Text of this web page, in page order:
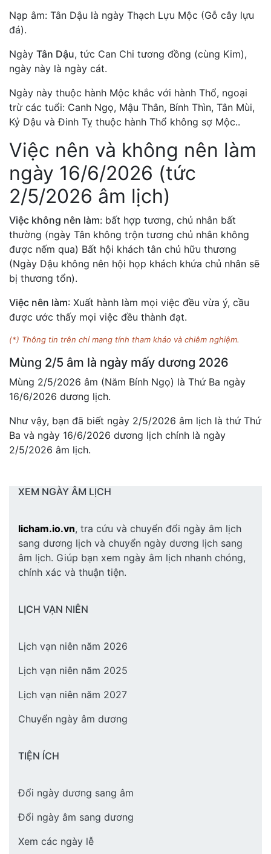
Nạp âm: Tân Dậu là ngày Thạch Lựu Mộc (Gỗ cây lựu
đá).
Ngày Tân Dậu, tức Can Chi tương đồng (cùng Kim),
ngày này là ngày cát.
Ngày này thuộc hành Mộc khắc với hành Thổ, ngoại
trừ các tuổi: Canh Ngọ, Mậu Thân, Bính Thìn, Tân Mùi,
Kỷ Dậu và Đinh Tỵ thuộc hành Thổ không sợ Mộc..
Việc nên và không nên làm
ngày 16/6/2026 (tức
2/5/2026 âm lịch)
Việc không nên làm: bất hợp tương, chủ nhân bất
thường (ngày Tân không trộn tương chủ nhân không
được nếm qua) Bất hội khách tân chủ hữu thương
(Ngày Dậu không nên hội họp khách khứa chủ nhân sẽ
bị thương tổn).
Việc nên làm: Xuất hành làm mọi việc đều vừa ý, cầu
được ước thấy mọi việc đều thành đạt.
(*) Thông tin trên chỉ mang tính tham khảo và chiêm nghiệm.
Mùng 2/5 âm là ngày mấy dương 2026
Mùng 2/5/2026 âm (Năm Bính Ngọ) là Thứ Ba ngày
16/6/2026 dương lịch.
Như vậy, bạn đã biết ngày 2/5/2026 âm lịch là thứ Thứ
Ba và ngày 16/6/2026 dương lịch chính là ngày
2/5/2026 âm lịch.
XEM NGÀY ÂM LỊCH
licham.io.vn, tra cứu và chuyển đổi ngày âm lịch
sang dương lịch và chuyển ngày dương lịch sang
âm lịch. Giúp bạn xem ngày âm lịch nhanh chóng,
chính xác và thuận tiện.
LỊCH VẠN NIÊN
Lịch vạn niên năm 2026
Lịch vạn niên năm 2025
Lịch vạn niên năm 2027
Chuyển ngày âm dương
TIỆN ÍCH
Đổi ngày dương sang âm
Đổi ngày âm sang dương
Xem các ngày lễ